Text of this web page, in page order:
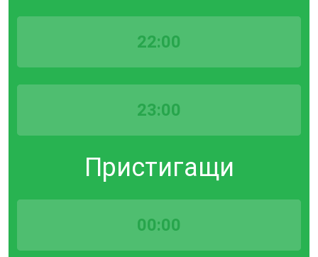
22:00
23:00
Пристигащи
00:00